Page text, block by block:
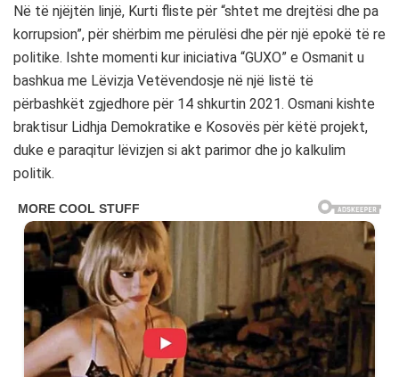
Në të njëjtën linjë, Kurti fliste për “shtet me drejtësi dhe pa
korrupsion”, për shërbim me përulësi dhe për një epokë të re
politike. Ishte momenti kur iniciativa “GUXO” e Osmanit u
bashkua me Lëvizja Vetëvendosje në një listë të
përbashkët zgjedhore për 14 shkurtin 2021. Osmani kishte
braktisur Lidhja Demokratike e Kosovës për këtë projekt,
duke e paraqitur lëvizjen si akt parimor dhe jo kalkulim
politik.